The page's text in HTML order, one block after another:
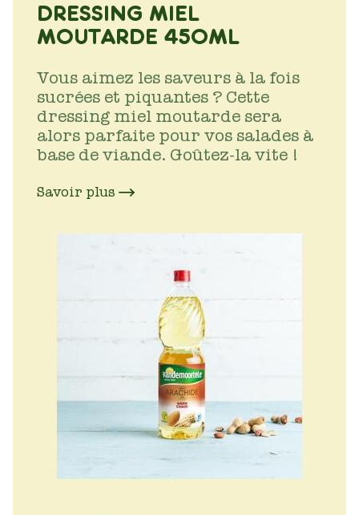
DRESSING MIEL
MOUTARDE 450ML
Vous aimez les saveurs à la fois
sucrées et piquantes ? Cette
dressing miel moutarde sera
alors parfaite pour vos salades à
base de viande. Goûtez-la vite !
Savoir plus